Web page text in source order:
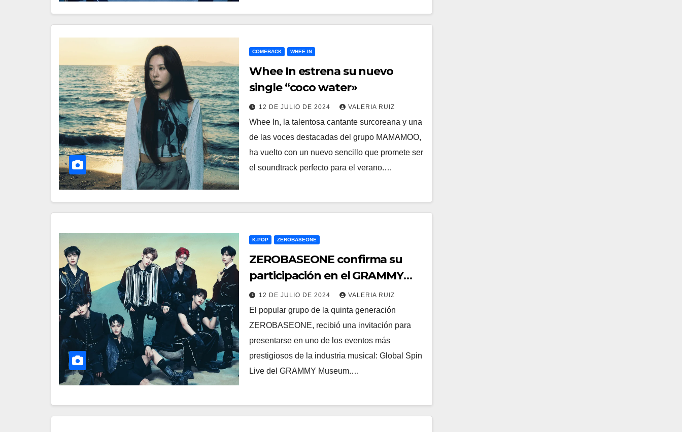
COMEBACK WHEE IN
Whee In estrena su nuevo
single “coco water»
12 DE JULIO DE 2024 VALERIA RUIZ
Whee In, la talentosa cantante surcoreana y una
de las voces destacadas del grupo MAMAMOO,
ha vuelto con un nuevo sencillo que promete ser
el soundtrack perfecto para el verano.…
K-POP ZEROBASEONE
ZEROBASEONE confirma su
participación en el GRAMMY
Museum
12 DE JULIO DE 2024 VALERIA RUIZ
El popular grupo de la quinta generación
ZEROBASEONE, recibió una invitación para
presentarse en uno de los eventos más
prestigiosos de la industria musical: Global Spin
Live del GRAMMY Museum.…